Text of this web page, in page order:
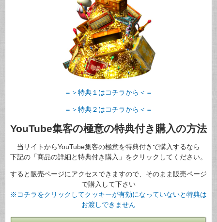
＝＞特典１はコチラから＜＝
＝＞特典２はコチラから＜＝
YouTube集客の極意の特典付き購入の方法
当サイトからYouTube集客の極意を特典付きで購入するなら
下記の「商品の詳細と特典付き購入」をクリックしてください。
すると販売ページにアクセスできますので、そのまま販売ページ
で購入して下さい
※コチラをクリックしてクッキーが有効になっていないと特典は
お渡しできません